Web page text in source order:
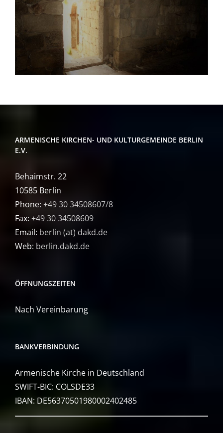
ARMENISCHE KIRCHEN- UND KULTURGEMEINDE BERLIN
E.V.
Behaimstr. 22
10585 Berlin
Phone: +49 30 34508607/8
Fax: +49 30 34508609
Email: berlin (at) dakd.de
Web: berlin.dakd.de
ÖFFNUNGSZEITEN
Nach Vereinbarung
BANKVERBINDUNG
Armenische Kirche in Deutschland
SWIFT-BIC: COLSDE33
IBAN: DE56370501980002402485